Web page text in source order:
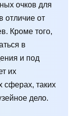
очков для
отличие от
Кроме того,
в
и под
их
сферах, таких
дело.